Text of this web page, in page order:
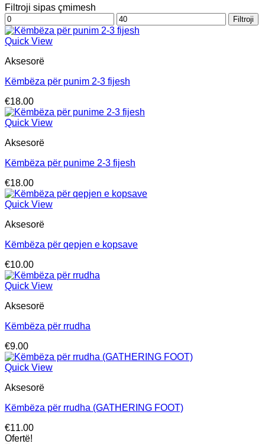
Filtroji sipas çmimesh
Çmimi
më
i
ulët
Çmimi
më
Filtroji
Quick View
Aksesorë
Këmbëza për punim 2-3 fijesh
€18.00
Quick View
Aksesorë
Këmbëza për punime 2-3 fijesh
€18.00
Quick View
Aksesorë
Këmbëza për qepjen e kopsave
€10.00
Quick View
Aksesorë
Këmbëza për rrudha
€9.00
Quick View
Aksesorë
Këmbëza për rrudha (GATHERING FOOT)
€11.00
Ofertë!